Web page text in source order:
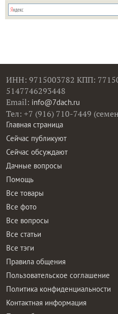
ИНН: 9715003782 КПП:
5147746293448
Email: info@7dach.ru
Тел: +7 (916) 710-7449
Главная страница
Сейчас публикуют
Сейчас обсуждают
Дачные вопросы
Помощь
Все товары
Все фото
Все вопросы
Все статьи
Все тэги
Правила общения
Пользовательское соглашение
Политика конфиденциальности
Контактная информация